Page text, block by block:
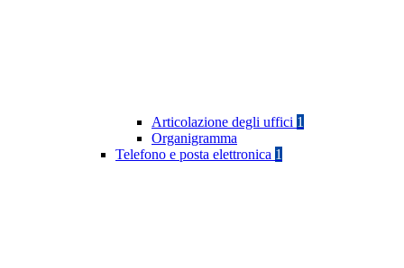
Articolazione degli uffici 1
Organigramma
Telefono e posta elettronica 1